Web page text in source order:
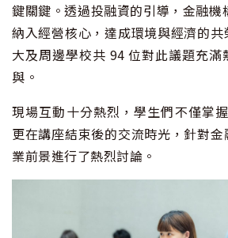
鍵關鍵。透過投融資的引導，金融機
納入經營核心，達成環境與經濟的
大及周邊學校共 94 位對此議題充
與。
現場互動十分熱烈，學生們不僅掌
更在講座結束後的交流時光，針對
業前景進行了熱烈討論。